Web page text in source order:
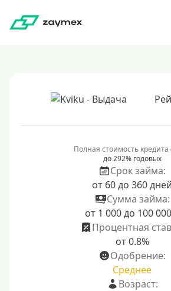
Полная стоимость
до 292% годовых
Срок займа:
от 60 до 360 дней
Сумма займа:
от 1 000 до 100
Процентная
от 0.8%
Одобрение:
Среднее
Возраст: